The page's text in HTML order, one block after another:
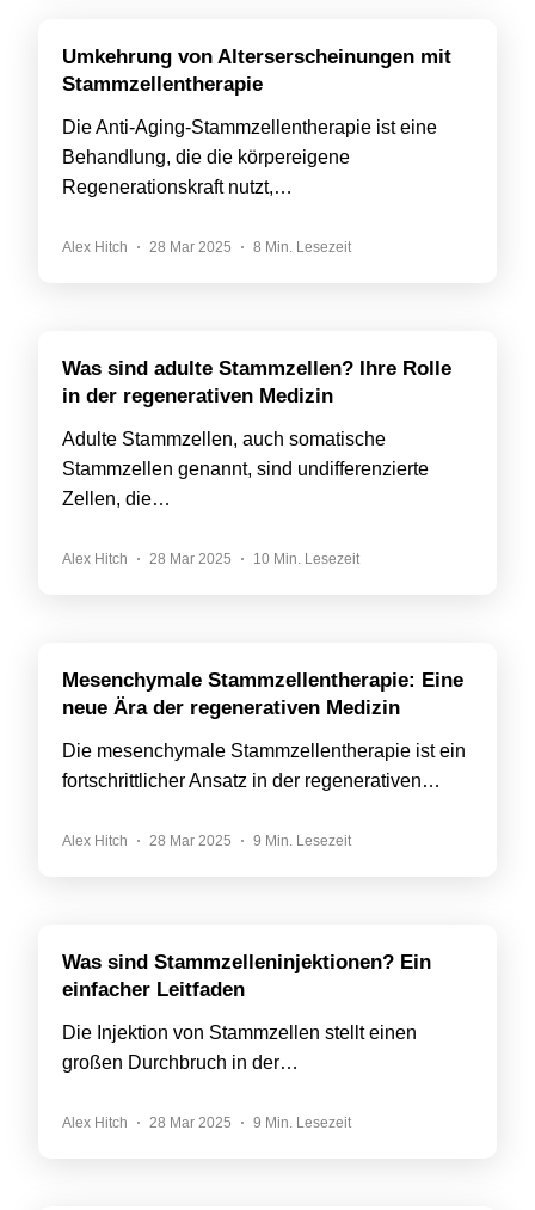
Umkehrung von Alterserscheinungen mit
Stammzellentherapie
Die Anti-Aging-Stammzellentherapie ist eine
Behandlung, die die körpereigene
Regenerationskraft nutzt,…
Alex Hitch 28 Mar 2025 8 Min. Lesezeit
Was sind adulte Stammzellen? Ihre Rolle
in der regenerativen Medizin
Adulte Stammzellen, auch somatische
Stammzellen genannt, sind undifferenzierte
Zellen, die…
Alex Hitch 28 Mar 2025 10 Min. Lesezeit
Mesenchymale Stammzellentherapie: Eine
neue Ära der regenerativen Medizin
Die mesenchymale Stammzellentherapie ist ein
fortschrittlicher Ansatz in der regenerativen…
Alex Hitch 28 Mar 2025 9 Min. Lesezeit
Was sind Stammzelleninjektionen? Ein
einfacher Leitfaden
Die Injektion von Stammzellen stellt einen
großen Durchbruch in der…
Alex Hitch 28 Mar 2025 9 Min. Lesezeit